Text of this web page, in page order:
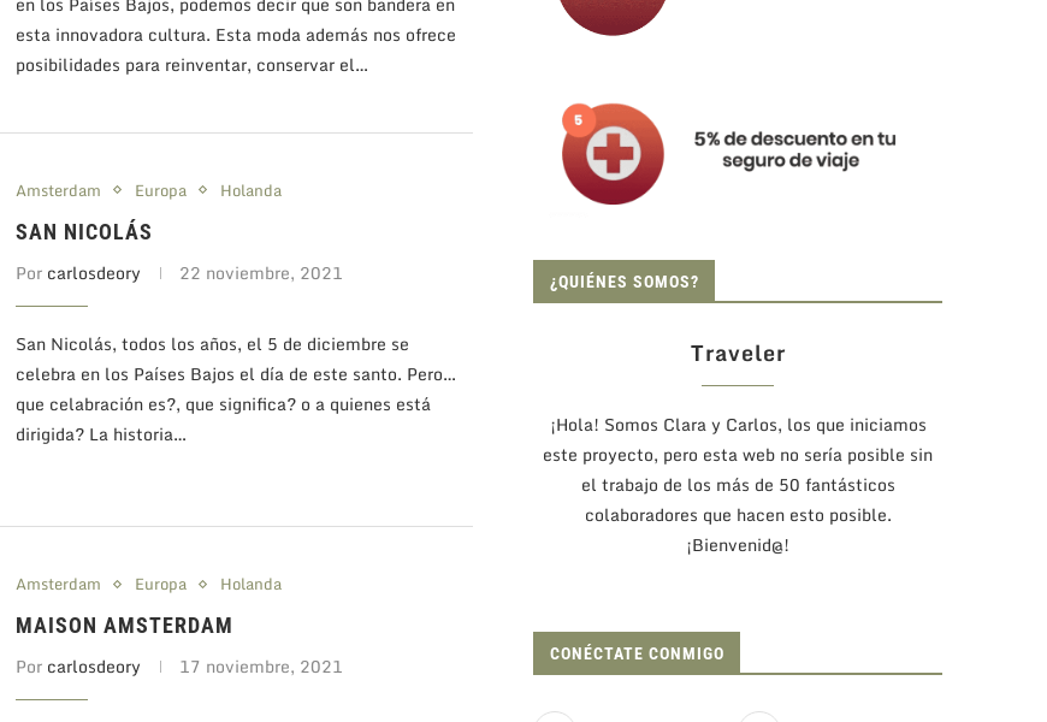
esta innovadora cultura. Esta moda además nos ofrece
posibilidades para reinventar, conservar el…
Amsterdam Europa Holanda
SAN NICOLÁS
Por carlosdeory 22 noviembre, 2021
San Nicolás, todos los años, el 5 de diciembre se
celebra en los Países Bajos el día de este santo. Pero…
que celabración es?, que significa? o a quienes está
dirigida? La historia…
Amsterdam Europa Holanda
MAISON AMSTERDAM
Por carlosdeory 17 noviembre, 2021
¿QUIÉNES SOMOS?
Traveler
¡Hola! Somos Clara y Carlos, los que iniciamos
este proyecto, pero esta web no sería posible sin
el trabajo de los más de 50 fantásticos
colaboradores que hacen esto posible.
¡Bienvenid@!
CONÉCTATE CONMIGO